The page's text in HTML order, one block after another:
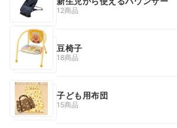
12商品
豆椅子
18商品
子ども用布団
15商品